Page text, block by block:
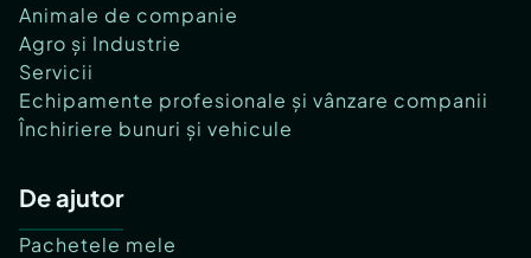
Animale de companie
Agro și Industrie
Servicii
Echipamente profesionale și vânzare companii
Închiriere bunuri și vehicule
De ajutor
Pachetele mele